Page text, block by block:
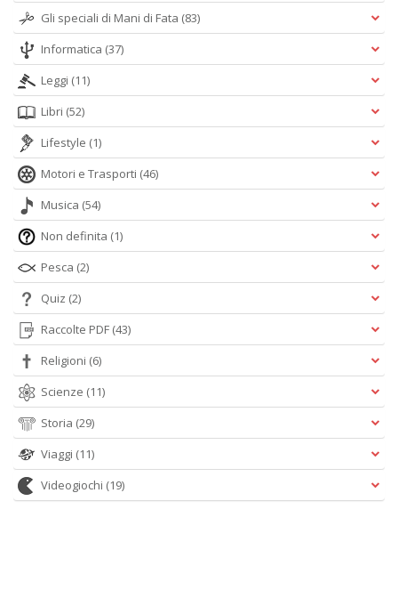
Gli speciali di Mani di Fata (83)
Informatica (37)
Leggi (11)
Libri (52)
Lifestyle (1)
Motori e Trasporti (46)
Musica (54)
Non definita (1)
Pesca (2)
Quiz (2)
Raccolte PDF (43)
Religioni (6)
Scienze (11)
Storia (29)
Viaggi (11)
Videogiochi (19)